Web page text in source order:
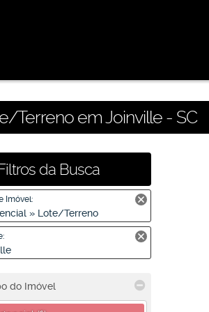
Terreno em Joinville - SC
da Busca
Imóvel:
» Lote/Terreno
do Imóvel